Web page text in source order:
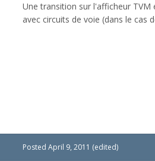
Une transition sur l'afficheur
avec circuits de voie (dans le cas
Posted April 9, 2011 (edited)